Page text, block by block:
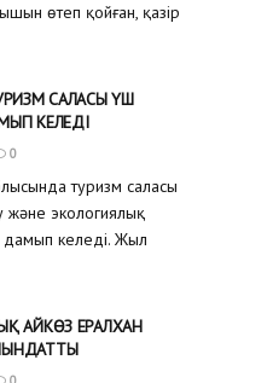
өтеп қойған, қазір
САЛАСЫ ҮШ
КЕЛЕДІ
0
туризм саласы
және экологиялық
келеді. Жыл
АЙКӨЗ ЕРАЛХАН